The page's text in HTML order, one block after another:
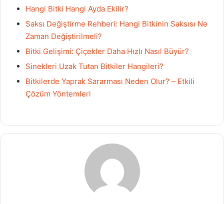
Hangi Bitki Hangi Ayda Ekilir?
Saksı Değiştirme Rehberi: Hangi Bitkinin Saksısı Ne
Zaman Değiştirilmeli?
Bitki Gelişimi: Çiçekler Daha Hızlı Nasıl Büyür?
Sinekleri Uzak Tutan Bitkiler Hangileri?
Bitkilerde Yaprak Sararması Neden Olur? – Etkili
Çözüm Yöntemleri